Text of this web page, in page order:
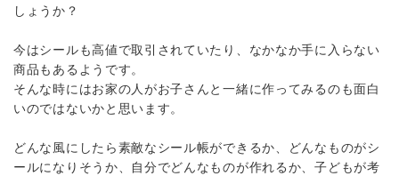
しょうか？
今はシールも高値で取引されていたり、なかなか手に入らない
商品もあるようです。
そんな時にはお家の人がお子さんと一緒に作ってみるのも面白
いのではないかと思います。
どんな風にしたら素敵なシール帳ができるか、どんなものがシ
ールになりそうか、自分でどんなものが作れるか、子どもが考